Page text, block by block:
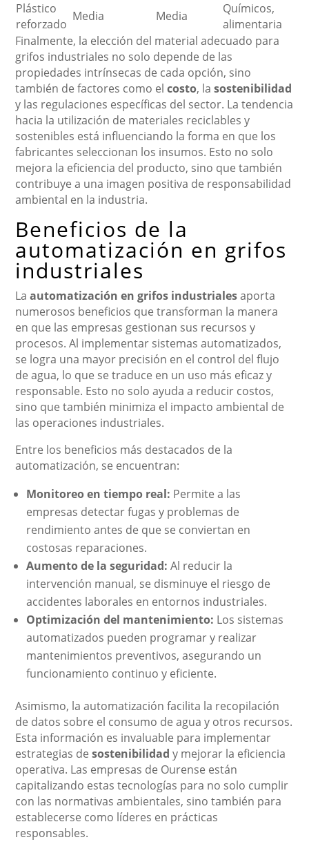
Plástico
reforzado
Media Media
Químicos,
alimentaria
Finalmente, la elección del material adecuado para
grifos industriales no solo depende de las
propiedades intrínsecas de cada opción, sino
también de factores como elcosto, lasostenibilidad
y las regulaciones específicas del sector. La tendencia
hacia la utilización de materiales reciclables y
sostenibles está influenciando la forma en que los
fabricantes seleccionan los insumos. Esto no solo
mejora la eficiencia del producto, sino que también
contribuye a una imagen positiva de responsabilidad
ambiental en la industria.
Beneficios de la
automatización en grifos
industriales
Laautomatización en grifos industrialesaporta
numerosos beneficios que transforman la manera
en que las empresas gestionan sus recursos y
procesos. Al implementar sistemas automatizados,
se logra una mayor precisión en el control del flujo
de agua, lo que se traduce en un uso más eficaz y
responsable. Esto no solo ayuda a reducir costos,
sino que también minimiza el impacto ambiental de
las operaciones industriales.
Entre los beneficios más destacados de la
automatización, se encuentran:
Monitoreo en tiempo real: Permite a las
empresas detectar fugas y problemas de
rendimiento antes de que se conviertan en
costosas reparaciones.
Aumento de la seguridad: Al reducir la
intervención manual, se disminuye el riesgo de
accidentes laborales en entornos industriales.
Optimización del mantenimiento: Los sistemas
automatizados pueden programar y realizar
mantenimientos preventivos, asegurando un
funcionamiento continuo y eficiente.
Asimismo, la automatización facilita la recopilación
de datos sobre el consumo de agua y otros recursos.
Esta información es invaluable para implementar
estrategias desostenibilidad y mejorar la eficiencia
operativa. Las empresas de Ourense están
capitalizando estas tecnologías para no solo cumplir
con las normativas ambientales, sino también para
establecerse como líderes en prácticas
responsables.